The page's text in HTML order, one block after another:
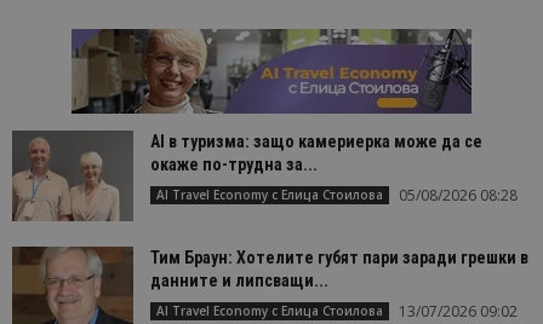
AI в туризма: защо камериерка може да се
окаже по-трудна за...
AI Travel Economy с Елица Стоилова 05/08/2026 08:28
Тим Браун: Хотелите губят пари заради грешки в
данните и липсващи...
AI Travel Economy с Елица Стоилова 13/07/2026 09:02